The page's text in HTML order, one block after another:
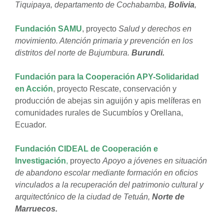
Tiquipaya, departamento de Cochabamba, Bolivia,
Fundación SAMU, proyecto Salud y derechos en
movimiento. Atención primaria y prevención en los
distritos del norte de Bujumbura. Burundi.
Fundación para la Cooperación APY-Solidaridad
en Acción, proyecto Rescate, conservación y
producción de abejas sin aguijón y apis melíferas en
comunidades rurales de Sucumbíos y Orellana,
Ecuador.
Fundación CIDEAL de Cooperación e
Investigación, proyecto Apoyo a jóvenes en situación
de abandono escolar mediante formación en oficios
vinculados a la recuperación del patrimonio cultural y
arquitectónico de la ciudad de Tetuán, Norte de
Marruecos.